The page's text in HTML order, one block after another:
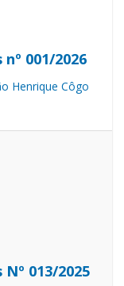
001/2026
Henrique Côgo
013/2025